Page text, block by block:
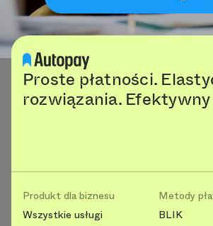
Proste płatności.
rozwiązania.
Produkt dla biznesu
Wszystkie usługi
Metody
BLIK